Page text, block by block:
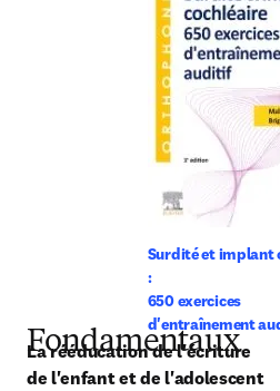
Surdité et implant
:
650 exercices
d'entraînement
Fondamentaux
La rééducation de l'écriture
de l'enfant et de l'adolescent